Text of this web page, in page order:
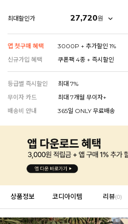
EVERY, SAY
인플루언서 PICK한 지금 꼭 필요한 장마룩!
최대할인가 27,720원
앱 첫구매 혜택 3000P + 추가할인 1%
신규가입 혜택
쿠폰팩 4종 + 즉시할인
등급별 즉시할인
최대 7%
무이자 카드
최대 7개월 무이자+
배송비 안내
365일 ONLY 무료배송
상품정보 코디아이템 리뷰(0)